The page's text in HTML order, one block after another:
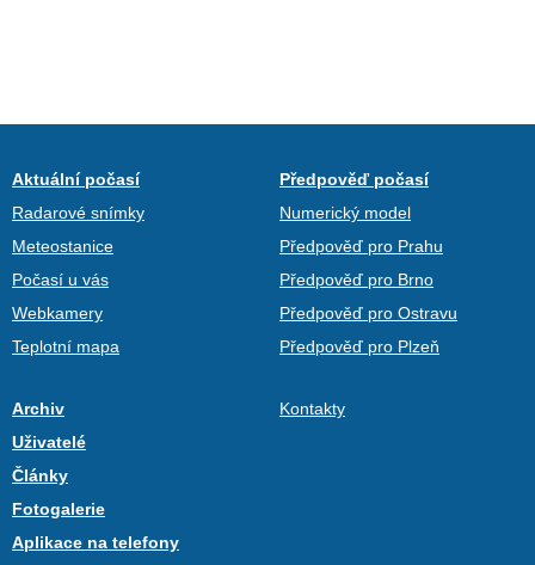
Aktuální počasí
Radarové snímky
Meteostanice
Počasí u vás
Webkamery
Teplotní mapa
Předpověď počasí
Numerický model
Předpověď pro Prahu
Předpověď pro Brno
Předpověď pro Ostravu
Předpověď pro Plzeň
Archiv
Uživatelé
Články
Fotogalerie
Aplikace na telefony
Kontakty